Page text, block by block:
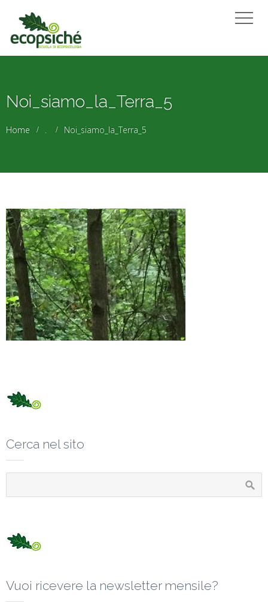
Noi_siamo_la_Terra_5
Home . Noi_siamo_la_Terra_5
Cerca nel sito
Vuoi ricevere la newsletter mensile?